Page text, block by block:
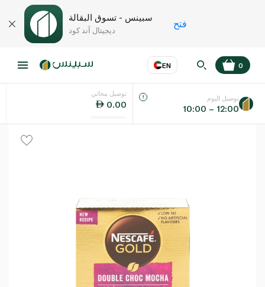
سبينس - تسوق البقالة
ديجيتال آند كود
فتح
EN
اللغة عر
0
توصيل مجاني
0.00
توصيل اليوم
10:00 – 12:00